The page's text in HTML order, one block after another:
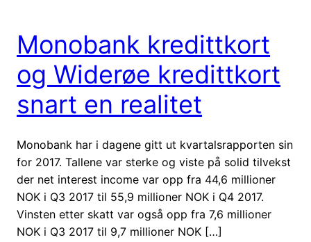
Monobank kredittkort
og Widerøe kredittkort
snart en realitet
Monobank har i dagene gitt ut kvartalsrapporten sin
for 2017. Tallene var sterke og viste på solid tilvekst
der net interest income var opp fra 44,6 millioner
NOK i Q3 2017 til 55,9 millioner NOK i Q4 2017.
Vinsten etter skatt var også opp fra 7,6 millioner
NOK i Q3 2017 til 9,7 millioner NOK […]